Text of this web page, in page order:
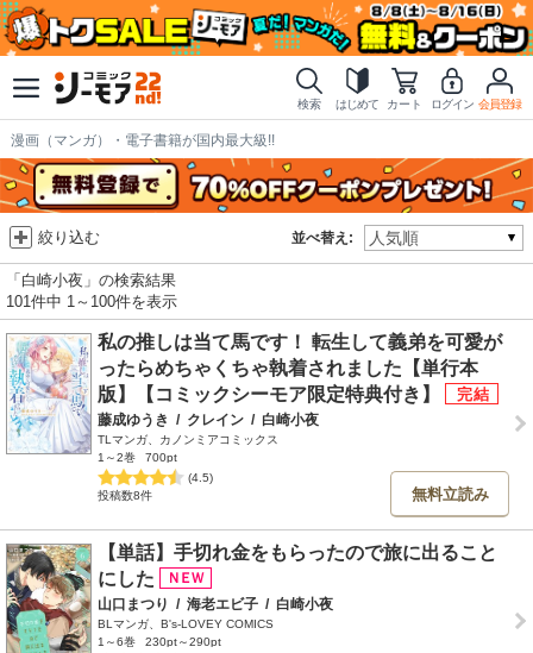
検索 はじめて カート ログイン 会員登録
漫画（マンガ）・電子書籍が国内最大級!!
並べ替え:
絞り込む
「白崎小夜」の検索結果
101件中 1～100件を表示
私の推しは当て馬です！ 転生して義弟を可愛が
ったらめちゃくちゃ執着されました【単行本
版】【コミックシーモア限定特典付き】
藤成ゆうき / クレイン / 白崎小夜
TLマンガ、カノンミアコミックス
1～2巻
700pt
(4.5)
投稿数8件
無料立読み
【単話】手切れ金をもらったので旅に出ること
にした
山口まつり / 海老エビ子 / 白崎小夜
BLマンガ、B's-LOVEY COMICS
1～6巻
230pt～290pt